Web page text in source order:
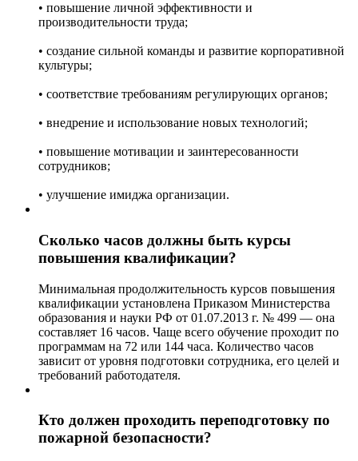
• повышение личной эффективности и
производительности труда;
• создание сильной команды и развитие корпоративной
культуры;
• соответствие требованиям регулирующих органов;
• внедрение и использование новых технологий;
• повышение мотивации и заинтересованности
сотрудников;
• улучшение имиджа организации.
Сколько часов должны быть курсы
повышения квалификации?
Минимальная продолжительность курсов повышения
квалификации установлена Приказом Министерства
образования и науки РФ от 01.07.2013 г. № 499 — она
составляет 16 часов. Чаще всего обучение проходит по
программам на 72 или 144 часа. Количество часов
зависит от уровня подготовки сотрудника, его целей и
требований работодателя.
Кто должен проходить переподготовку по
пожарной безопасности?